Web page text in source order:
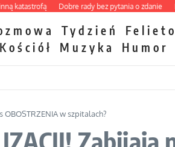
Dobre rady bez pytania o zdanie
Tydzień
Kościół Muzyka Humor
OBOSTRZENIA w szpitalach?